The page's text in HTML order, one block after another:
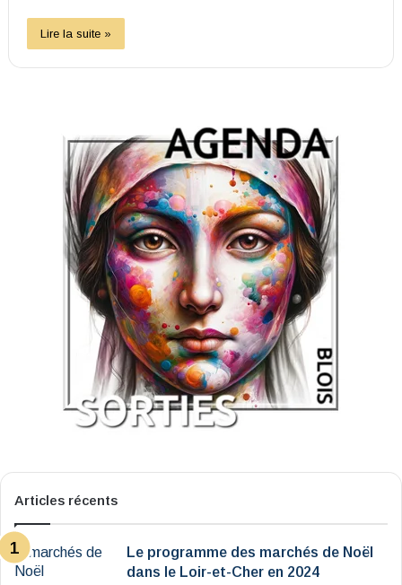
Lire la suite »
Articles récents
Le programme des marchés de Noël
dans le Loir-et-Cher en 2024